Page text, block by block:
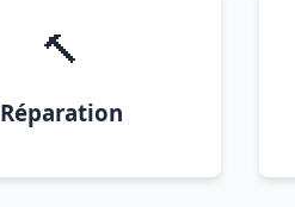
🔨
Réparation